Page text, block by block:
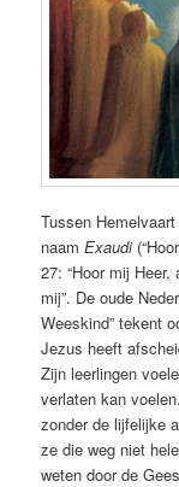
Tussen
naamExaudi
27: “Hoor mij
mij”. De oude
Weeskind” tekent
Jezus heeft
Zijn leerlingen
verlaten kan
zonder de lijfelijke
ze die weg niet
weten door de